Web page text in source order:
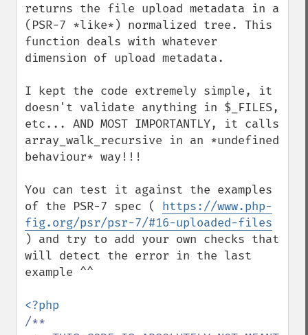
returns the file upload metadata in a
(PSR-7 *like*) normalized tree. This
function deals with whatever
dimension of upload metadata.
I kept the code extremely simple, it
doesn't validate anything in $_FILES,
etc... AND MOST IMPORTANTLY, it calls
array_walk_recursive in an *undefined
behaviour* way!!!
You can test it against the examples
of the PSR-7 spec ( https://www.php-
fig.org/psr/psr-7/#16-uploaded-files
) and try to add your own checks that
will detect the error in the last
example ^^
/**